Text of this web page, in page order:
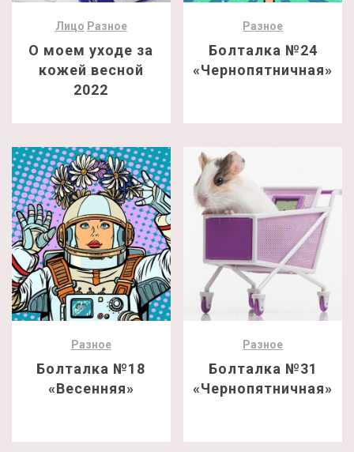
Лицо Разное
О моем уходе за
кожей весной
2022
Разное
Болталка №24
«Чернопятничная»
Разное
Болталка №18
«Весенняя»
Разное
Болталка №31
«Чернопятничная»